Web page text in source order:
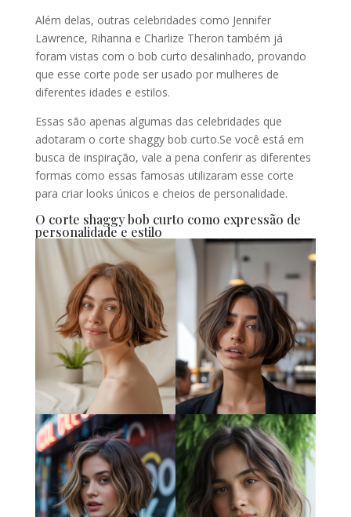
Além delas, outras celebridades como Jennifer
Lawrence, Rihanna e Charlize Theron também já
foram vistas com o bob curto desalinhado, provando
que esse corte pode ser usado por mulheres de
diferentes idades e estilos.
Essas são apenas algumas das celebridades que
adotaram o corte shaggy bob curto.Se você está em
busca de inspiração, vale a pena conferir as diferentes
formas como essas famosas utilizaram esse corte
para criar looks únicos e cheios de personalidade.
O corte shaggy bob curto como expressão de
personalidade e estilo